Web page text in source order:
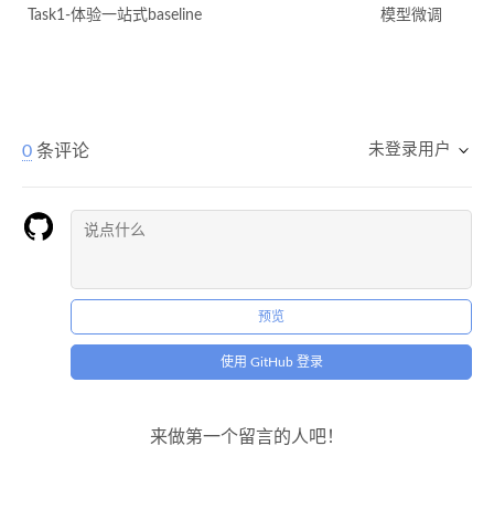
Task1-体验一站式baseline
模型微调
0 条评论 未登录用户
预览
使用 GitHub 登录
来做第一个留言的人吧！